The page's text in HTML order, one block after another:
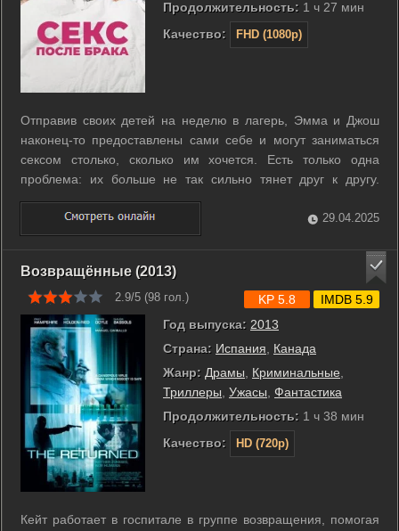
Продолжительность: 1 ч 27 мин
Качество:
FHD (1080p)
Отправив своих детей на неделю в лагерь, Эмма и Джош
наконец-то предоставлены сами себе и могут заниматься
сексом столько, сколько им хочется. Есть только одна
проблема: их больше не так сильно тянет друг к другу.
Чтобы взбодрить отношения и вернуть былую искру, супруги
решаются на ряд экспериментов, которые могут поставить
под угрозу весь их брак. ...
29.04.2025
Возвращённые (2013)
2.9/5 (98 гол.)
Год выпуска: 2013
Страна: Испания
Канада
Жанр: Драмы Криминальные
Триллеры Ужасы Фантастика
Продолжительность: 1 ч 38 мин
Качество:
HD (720p)
KP 5.8 IMDB 5.9
Кейт работает в госпитале в группе возвращения, помогая